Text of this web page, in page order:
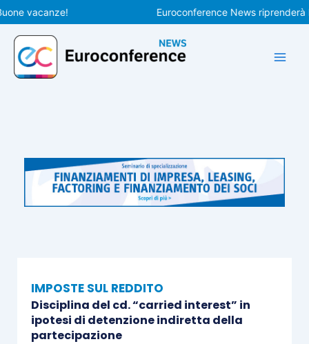
Vai
al
contenuto
vacanze! Euroconference News riprenderà le
IMPOSTE SUL REDDITO
Disciplina del cd. “carried interest” in
ipotesi di detenzione indiretta della
partecipazione